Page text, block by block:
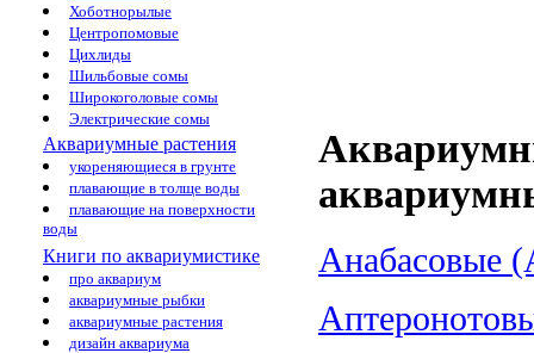
Хоботнорылые
Центропомовые
Цихлиды
Шильбовые сомы
Широкоголовые сомы
Электрические сомы
Аквариумные растения
укореняющиеся в грунте
плавающие в толще воды
плавающие на поверхности
воды
Книги по аквариумистике
про аквариум
аквариумные рыбки
аквариумные растения
дизайн аквариума
Анабасовые